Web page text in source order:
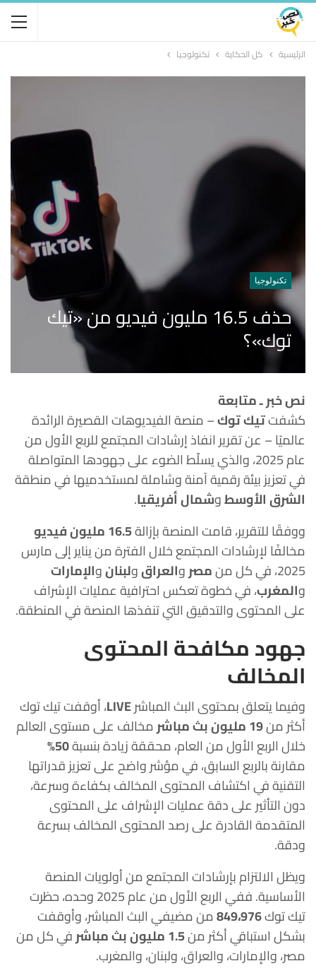
الرئيسية كل الحكاية تكنولوجيا
تكنولوجيا
حذف 16.5 مليون فيديو من «تيك
توك»؟
نص خبر ـ متابعة
كشفتتيك توك– منصة الفيديوهات القصيرة الرائدة
عالميًا – عن تقرير انفاذ إرشادات المجتمع للربع الأول من
عام 2025، والذي يسلّط الضوء على جهودها المتواصلة
في تعزيز بيئة رقمية آمنة وشاملة لمستخدميها في منطقة
الشرق الأوسطوشمال أفريقيا.
ووفقًا للتقرير، قامت المنصة بإزالة16.5 مليون فيديو
مخالفًا لإرشادات المجتمع خلال الفترة من يناير إلى مارس
2025، في كل من
مصروالعراقولبنانوالإمارات
والمغرب، في خطوة تعكس احترافية عمليات الإشراف
على المحتوى والتدقيق التي تنفذها المنصة في المنطقة.
جهود مكافحة المحتوى
المخالف
وفيما يتعلق بمحتوى البث المباشرLIVE، أوقفت تيك توك
أكثر من19 مليون بث مباشر
مخالف على مستوى العالم
خلال الربع الأول من العام، محققة زيادة بنسبة50%
مقارنة بالربع السابق، في مؤشر واضح على تعزيز قدراتها
التقنية في اكتشاف المحتوى المخالف بكفاءة وسرعة،
دون التأثير على دقة عمليات الإشراف على المحتوى
المتقدمة القادرة على رصد المحتوى المخالف بسرعة
ودقة.
ويظل الالتزام بإرشادات المجتمع من أولويات المنصة
الأساسية. ففي الربع الأول من عام 2025 وحده، حظرت
تيك توك849،976من مضيفي البث المباشر، وأوقفت
بشكل استباقي أكثر من1.5 مليون بث مباشر
في كل من
مصر، والإمارات، والعراق، ولبنان، والمغرب.